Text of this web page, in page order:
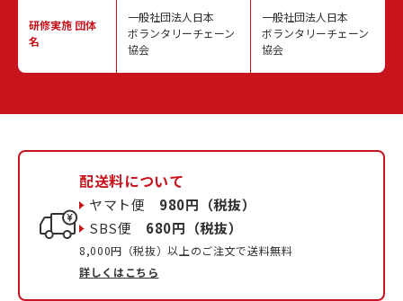
研修実施 団体
名
一般社団法人日本
ボランタリーチェーン
協会
一般社団法人日本
ボランタリーチェーン
協会
配送料について
ヤマト便 980円（税抜）
SBS便 680円（税抜）
8,000円（税抜）以上のご注文で送料無料
詳しくはこちら